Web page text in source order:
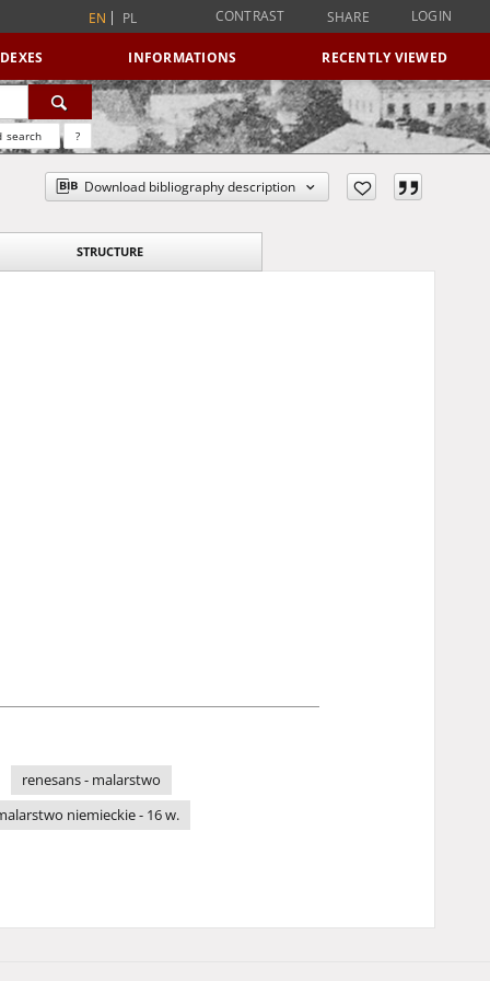
EN PL CONTRAST SHARE LOGIN
INFORMATIONS RECENTLY VIEWED
search ?
Download bibliography description
STRUCTURE
renesans - malarstwo
niemieckie - 16 w.